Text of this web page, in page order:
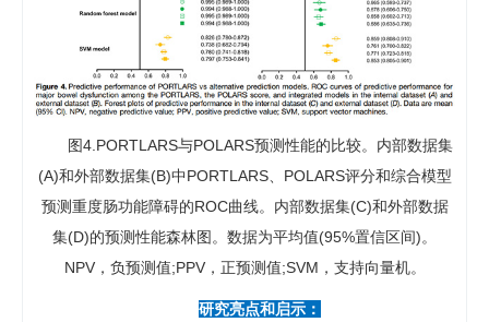
图4.PORTLARS与POLARS预测性能的比较。内部数据集
(A)和外部数据集(B)中PORTLARS、POLARS评分和综合模型
预测重度肠功能障碍的ROC曲线。内部数据集(C)和外部数据
集(D)的预测性能森林图。数据为平均值(95%置信区间)。
NPV，负预测值;PPV，正预测值;SVM，支持向量机。
研究亮点和启示：